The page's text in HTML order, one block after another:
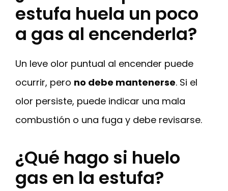
estufa huela un poco
a gas al encenderla?
Un leve olor puntual al encender puede
ocurrir, pero no debe mantenerse. Si el
olor persiste, puede indicar una mala
combustión o una fuga y debe revisarse.
¿Qué hago si huelo
gas en la estufa?